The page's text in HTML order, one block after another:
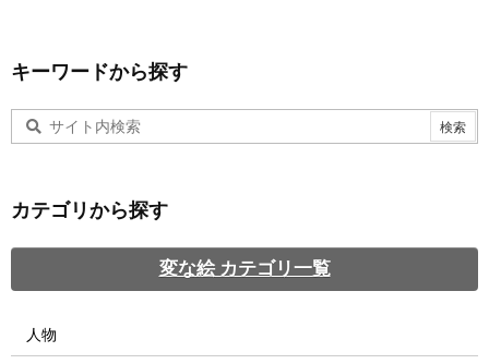
キーワードから探す
カテゴリから探す
変な絵 カテゴリ一覧
人物